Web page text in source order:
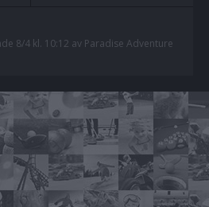
8/4 kl. 10:12 av Paradise Adventure